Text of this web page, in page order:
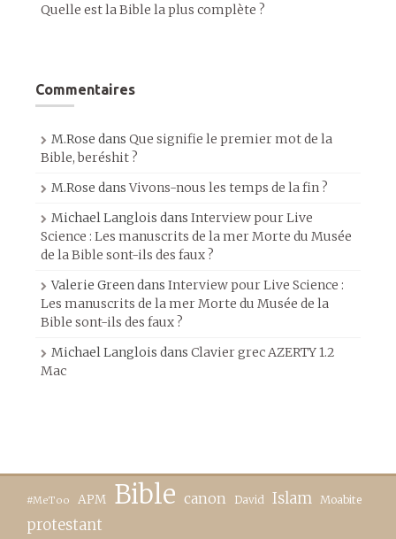
Quelle est la Bible la plus complète ?
Commentaires
M.Rose dans Que signifie le premier mot de la
Bible, beréshit ?
M.Rose dansVivons-nous les temps de la fin ?
Michael Langlois dans Interview pour Live
Science : Les manuscrits de la mer Morte du Musée
de la Bible sont-ils des faux ?
Valerie Greendans Interview pour Live Science :
Les manuscrits de la mer Morte du Musée de la
Bible sont-ils des faux ?
Michael Langlois dans Clavier grec AZERTY 1.2
Mac
#MeToo APM Bible canon David Islam Moabite
protestant